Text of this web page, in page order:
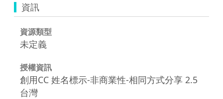
資訊
資源類型
未定義
授權資訊
創用CC 姓名標示-非商業性-相同方式分享 2.5
台灣